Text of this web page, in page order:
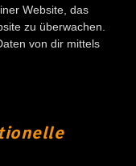
Website, das
zu überwachen.
von dir mittels